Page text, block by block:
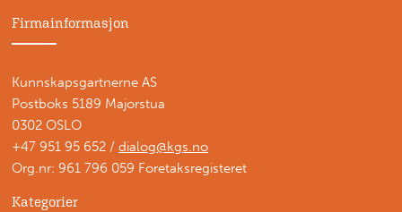
Firmainformasjon
Kunnskapsgartnerne AS
Postboks 5189 Majorstua
0302 OSLO
+47 951 95 652 / dialog@kgs.no
Org.nr: 961 796 059 Foretaksregisteret
Kategorier